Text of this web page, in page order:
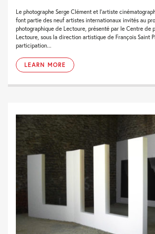
Le photographe Serge Clément et l’artiste
font partie des neuf artistes internationaux invités au
photographique de Lectoure, présenté par le Centre de
Lectoure, sous la direction artistique de François Saint
participation...
LEARN MORE